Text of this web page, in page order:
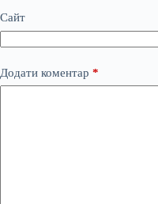
Сайт
Додати коментар *